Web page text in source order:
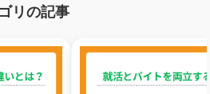
リの記事